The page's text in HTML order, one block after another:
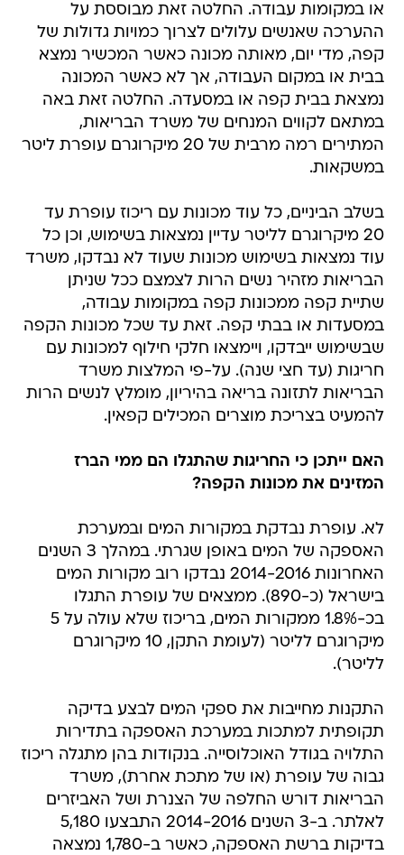
או במקומות עבודה. החלטה זאת מבוססת על
ההערכה שאנשים עלולים לצרוך כמויות גדולות של
קפה, מדי יום, מאותה מכונה כאשר המכשיר נמצא
בבית או במקום העבודה, אך לא כאשר המכונה
נמצאת בבית קפה או במסעדה. החלטה זאת באה
במתאם לקווים המנחים של משרד הבריאות,
המתירים רמה מרבית של 20 מיקרוגרם עופרת ליטר
במשקאות.
בשלב הביניים, כל עוד מכונות עם ריכוז עופרת עד
20 מיקרוגרם לליטר עדיין נמצאות בשימוש, וכן כל
עוד נמצאות בשימוש מכונות שעוד לא נבדקו, משרד
הבריאות מזהיר נשים הרות לצמצם ככל שניתן
שתיית קפה ממכונות קפה במקומות עבודה,
במסעדות או בבתי קפה. זאת עד שכל מכונות הקפה
שבשימוש ייבדקו, ויימצאו חלקי חילוף למכונות עם
חריגות (עד חצי שנה). על-פי המלצות משרד
הבריאות לתזונה בריאה בהיריון, מומלץ לנשים הרות
להמעיט בצריכת מוצרים המכילים קפאין.
האם ייתכן כי החריגות שהתגלו הם ממי הברז
המזינים את מכונות הקפה?
לא. עופרת נבדקת במקורות המים ובמערכת
האספקה של המים באופן שגרתי. במהלך 3 השנים
האחרונות 2014-2016 נבדקו רוב מקורות המים
בישראל (כ-890). ממצאים של עופרת התגלו
בכ-1.8% ממקורות המים, בריכוז שלא עולה על 5
מיקרוגרם לליטר (לעומת התקן, 10 מיקרוגרם
לליטר).
התקנות מחייבות את ספקי המים לבצע בדיקה
תקופתית למתכות במערכת האספקה בתדירות
התלויה בגודל האוכלוסייה. בנקודות בהן מתגלה ריכוז
גבוה של עופרת (או של מתכת אחרת), משרד
הבריאות דורש החלפה של הצנרת ושל האביזרים
לאלתר. ב-3 השנים 2014-2016 התבצעו 5,180
בדיקות ברשת האספקה, כאשר ב-1,780 נמצאה